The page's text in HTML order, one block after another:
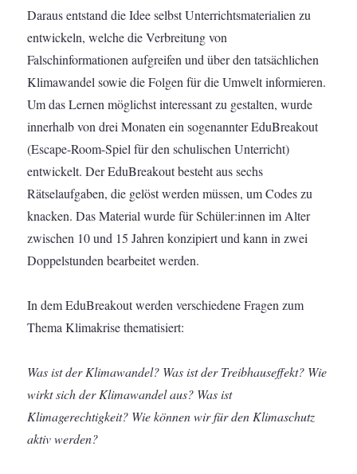
Daraus entstand die Idee selbst Unterrichtsmaterialien zu
entwickeln, welche die Verbreitung von
Falschinformationen aufgreifen und über den tatsächlichen
Klimawandel sowie die Folgen für die Umwelt informieren.
Um das Lernen möglichst interessant zu gestalten, wurde
innerhalb von drei Monaten ein sogenannter EduBreakout
(Escape-Room-Spiel für den schulischen Unterricht)
entwickelt. Der EduBreakout besteht aus sechs
Rätselaufgaben, die gelöst werden müssen, um Codes zu
knacken. Das Material wurde für Schüler:innen im Alter
zwischen 10 und 15 Jahren konzipiert und kann in zwei
Doppelstunden bearbeitet werden.
In dem EduBreakout werden verschiedene Fragen zum
Thema Klimakrise thematisiert:
Was ist der Klimawandel? Was ist der Treibhauseffekt? Wie
wirkt sich der Klimawandel aus? Was ist
Klimagerechtigkeit? Wie können wir für den Klimaschutz
aktiv werden?